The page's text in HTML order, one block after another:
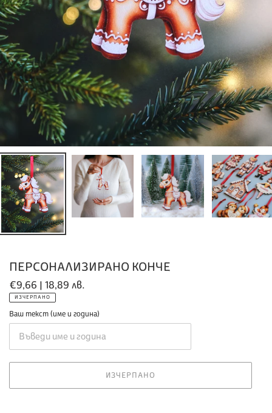
ПЕРСОНАЛИЗИРАНО КОНЧЕ
Обичайна
цена
€9,66 | 18,89 лв.
ИЗЧЕРПАНО
Ваш текст (име и година)
ИЗЧЕРПАНО